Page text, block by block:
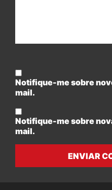
Notifique-me sobre
mail.
Notifique-me sobre
mail.
ENVIAR